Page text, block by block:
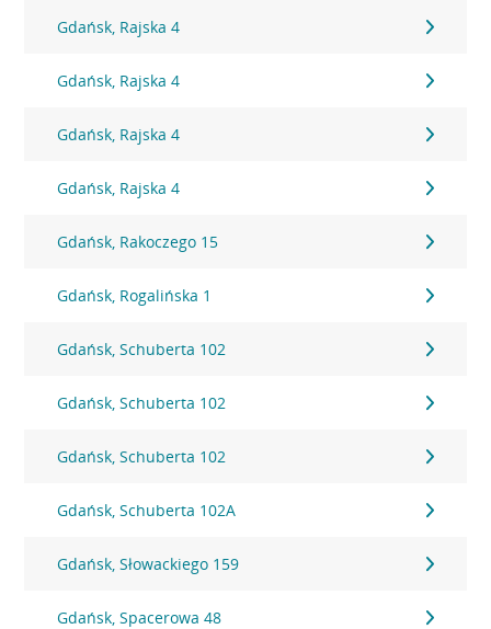
Gdańsk, Rajska 4
Gdańsk, Rajska 4
Gdańsk, Rajska 4
Gdańsk, Rajska 4
Gdańsk, Rakoczego 15
Gdańsk, Rogalińska 1
Gdańsk, Schuberta 102
Gdańsk, Schuberta 102
Gdańsk, Schuberta 102
Gdańsk, Schuberta 102A
Gdańsk, Słowackiego 159
Gdańsk, Spacerowa 48